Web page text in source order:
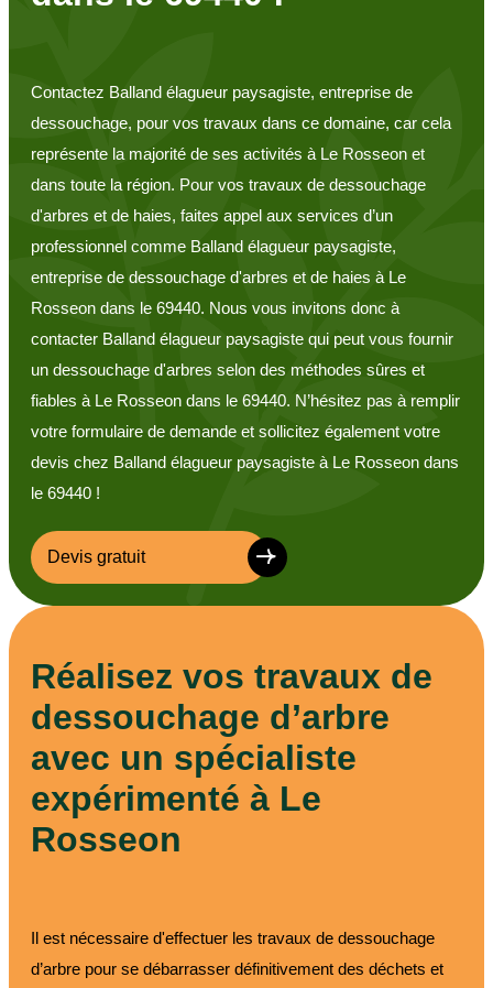
Contactez Balland élagueur paysagiste, entreprise de
dessouchage, pour vos travaux dans ce domaine, car cela
représente la majorité de ses activités à Le Rosseon et
dans toute la région. Pour vos travaux de dessouchage
d'arbres et de haies, faites appel aux services d’un
professionnel comme Balland élagueur paysagiste,
entreprise de dessouchage d'arbres et de haies à Le
Rosseon dans le 69440. Nous vous invitons donc à
contacter Balland élagueur paysagiste qui peut vous fournir
un dessouchage d'arbres selon des méthodes sûres et
fiables à Le Rosseon dans le 69440. N’hésitez pas à remplir
votre formulaire de demande et sollicitez également votre
devis chez Balland élagueur paysagiste à Le Rosseon dans
le 69440 !
Devis gratuit
Réalisez vos travaux de
dessouchage d’arbre
avec un spécialiste
expérimenté à Le
Rosseon
Il est nécessaire d'effectuer les travaux de dessouchage
d’arbre pour se débarrasser définitivement des déchets et